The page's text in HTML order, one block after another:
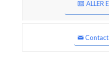
ALLER